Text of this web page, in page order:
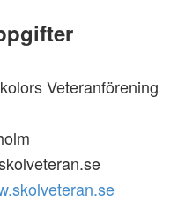
Veteranförening